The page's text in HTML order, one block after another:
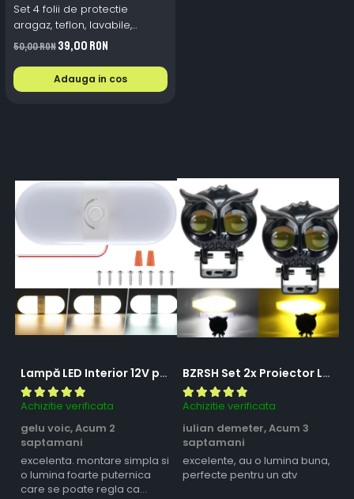
Set 4 folii de protectie
aragaz, teflon, lavabile,
reutilizabile, Negru/Gri
50,00 RON39,00 RON
Adauga in cos
Lampă LED Interior 12V pentru Dubă, Camper și Rulotă - 180LED, 33 cm, 3 Temperaturii de Culoare, Intensitate Reglabilă, Iluminare Compartiment Marfă
Achizitie verificata
gelu voic,Acum 2
saptamani
excelenta. montare simpla si
o lumina foarte puternica
care se poate regla ca
BZRSH Set 2x Proiector LED Bufnita 50W Lupa 2 Faze Alb-Galben 12-24V Moto ATV
Achizitie verificata
iulian demeter,Acum 3
saptamani
excelente, au o lumina buna,
perfecte pentru un atv